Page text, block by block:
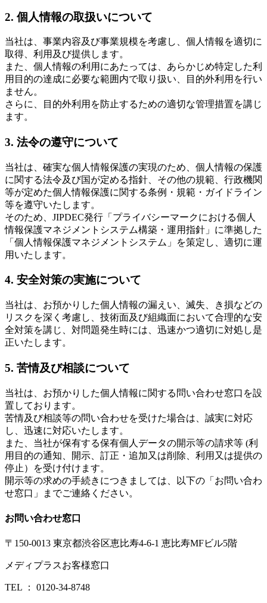
2. 個人情報の取扱いについて
当社は、事業内容及び事業規模を考慮し、個人情報を適切に
取得、利用及び提供します。
また、個人情報の利用にあたっては、あらかじめ特定した利
用目的の達成に必要な範囲内で取り扱い、目的外利用を行い
ません。
さらに、目的外利用を防止するための適切な管理措置を講じ
ます。
3. 法令の遵守について
当社は、確実な個人情報保護の実現のため、個人情報の保護
に関する法令及び国が定める指針、その他の規範、行政機関
等が定めた個人情報保護に関する条例・規範・ガイドライン
等を遵守いたします。
そのため、JIPDEC発行「プライバシーマークにおける個人
情報保護マネジメントシステム構築・運用指針」に準拠した
「個人情報保護マネジメントシステム」を策定し、適切に運
用いたします。
4. 安全対策の実施について
当社は、お預かりした個人情報の漏えい、滅失、き損などの
リスクを深く考慮し、技術面及び組織面において合理的な安
全対策を講じ、対問題発生時には、迅速かつ適切に対処し是
正いたします。
5. 苦情及び相談について
当社は、お預かりした個人情報に関する問い合わせ窓口を設
置しております。
苦情及び相談等の問い合わせを受けた場合は、誠実に対応
し、迅速に対応いたします。
また、当社が保有する保有個人データの開示等の請求等 (利
用目的の通知、開示、訂正・追加又は削除、利用又は提供の
停止）を受け付けます。
開示等の求めの手続きにつきましては、以下の「お問い合わ
せ窓口」までご連絡ください。
お問い合わせ窓口
〒150-0013 東京都渋谷区恵比寿4-6-1 恵比寿MFビル5階
メディプラスお客様窓口
TEL ： 0120-34-8748